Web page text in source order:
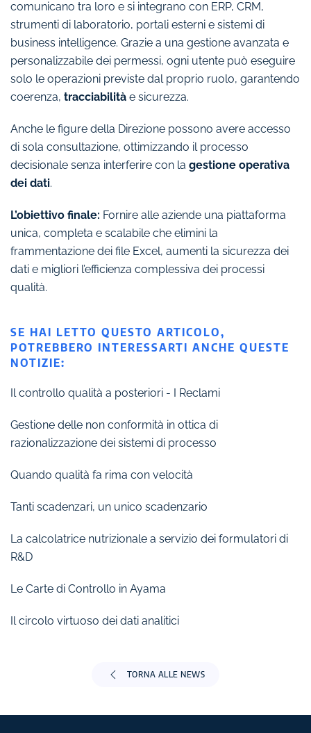
comunicano tra loro e si integrano con ERP, CRM,
strumenti di laboratorio, portali esterni e sistemi di
business intelligence. Grazie a una gestione avanzata e
personalizzabile dei permessi, ogni utente può eseguire
solo le operazioni previste dal proprio ruolo, garantendo
coerenza, tracciabilità e sicurezza.
Anche le figure della Direzione possono avere accesso
di sola consultazione, ottimizzando il processo
decisionale senza interferire con la gestione operativa
dei dati.
L’obiettivo finale: Fornire alle aziende una piattaforma
unica, completa e scalabile che elimini la
frammentazione dei file Excel, aumenti la sicurezza dei
dati e migliori l’efficienza complessiva dei processi
qualità.
SE HAI LETTO QUESTO ARTICOLO,
POTREBBERO INTERESSARTI ANCHE QUESTE
NOTIZIE:
Il controllo qualità a posteriori - I Reclami
Gestione delle non conformità in ottica di
razionalizzazione dei sistemi di processo
Quando qualità fa rima con velocità
Tanti scadenzari, un unico scadenzario
La calcolatrice nutrizionale a servizio dei formulatori di
R&D
Le Carte di Controllo in Ayama
Il circolo virtuoso dei dati analitici
TORNA ALLE NEWS